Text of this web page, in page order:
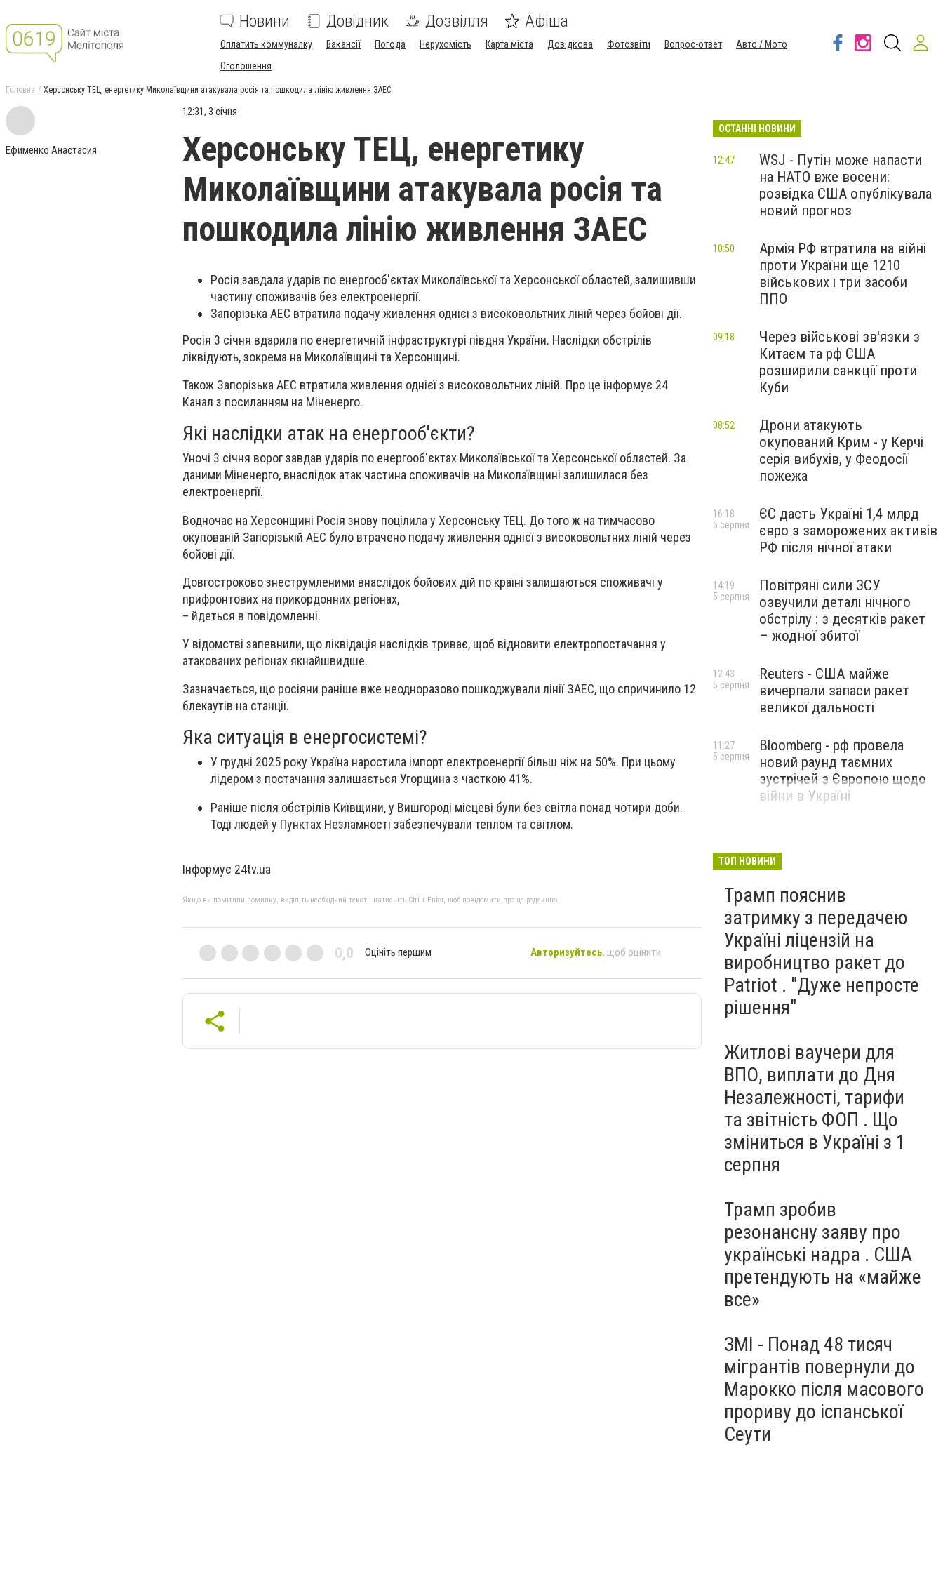
Новини Довідник Дозвілля Афіша
Оплатить коммуналку Вакансії Погода Нерухомість Карта міста Довідкова Фотозвіти Вопрос-ответ
Авто / Мото
Оголошення
Головна Херсонську ТЕЦ, енергетику Миколаївщини атакувала росія та пошкодила лінію живлення ЗАЕС
Ефименко Анастасия
12:31, 3 січня
Херсонську ТЕЦ, енергетику
Миколаївщини атакувала росія та
пошкодила лінію живлення ЗАЕС
Росія завдала ударів по енергооб'єктах Миколаївської та Херсонської областей, залишивши
частину споживачів без електроенергії.
Запорізька АЕС втратила подачу живлення однієї з високовольтних ліній через бойові дії.
Росія 3 січня вдарила по енергетичній інфраструктурі півдня України. Наслідки обстрілів
ліквідують, зокрема на Миколаївщині та Херсонщині.
Також Запорізька АЕС втратила живлення однієї з високовольтних ліній. Про це інформує 24
Канал з посиланням на Міненерго.
Які наслідки атак на енергооб'єкти?
Уночі 3 січня ворог завдав ударів по енергооб'єктах Миколаївської та Херсонської областей. За
даними Міненерго, внаслідок атак частина споживачів на Миколаївщині залишилася без
електроенергії.
Водночас на Херсонщині Росія знову поцілила у Херсонську ТЕЦ. До того ж на тимчасово
окупованій Запорізькій АЕС було втрачено подачу живлення однієї з високовольтних ліній через
бойові дії.
Довгостроково знеструмленими внаслідок бойових дій по країні залишаються споживачі у
прифронтових на прикордонних регіонах,
– йдеться в повідомленні.
У відомстві запевнили, що ліквідація наслідків триває, щоб відновити електропостачання у
атакованих регіонах якнайшвидше.
Зазначається, що росіяни раніше вже неодноразово пошкоджували лінії ЗАЕС, що спричинило 12
блекаутів на станції.
Яка ситуація в енергосистемі?
У грудні 2025 року Україна наростила імпорт електроенергії більш ніж на 50%. При цьому
лідером з постачання залишається Угорщина з часткою 41%.
Раніше після обстрілів Київщини, у Вишгороді місцеві були без світла понад чотири доби.
Тоді людей у Пунктах Незламності забезпечували теплом та світлом.
Інформує 24tv.ua
Якщо ви помітили помилку, виділіть необхідний текст і натисніть Ctrl + Enter, щоб повідомити про це редакцію
0,0 Оцініть першим Авторизуйтесь, щоб оцінити
ОСТАННІ НОВИНИ
WSJ - Путін може напасти
на НАТО вже восени:
розвідка США опублікувала
новий прогноз
12:47
Армія РФ втратила на війні
проти України ще 1210
військових і три засоби
ППО
10:50
Через військові зв'язки з
Китаєм та рф США
розширили санкції проти
Куби
09:18
Дрони атакують
окупований Крим - у Керчі
серія вибухів, у Феодосії
пожежа
08:52
ЄС дасть Україні 1,4 млрд
євро з заморожених активів
РФ після нічної атаки
16:18
5 серпня
Повітряні сили ЗСУ
озвучили деталі нічного
обстрілу : з десятків ракет
– жодної збитої
14:19
5 серпня
Reuters - США майже
вичерпали запаси ракет
великої дальності
12:43
5 серпня
Bloomberg - рф провела
новий раунд таємних
зустрічей з Європою щодо
війни в Україні
11:27
5 серпня
ТОП НОВИНИ
Трамп пояснив
затримку з передачею
Україні ліцензій на
виробництво ракет до
Patriot . "Дуже непросте
рішення"
Житлові ваучери для
ВПО, виплати до Дня
Незалежності, тарифи
та звітність ФОП . Що
зміниться в Україні з 1
серпня
Трамп зробив
резонансну заяву про
українські надра . США
претендують на «майже
все»
ЗМІ - Понад 48 тисяч
мігрантів повернули до
Марокко після масового
прориву до іспанської
Сеути